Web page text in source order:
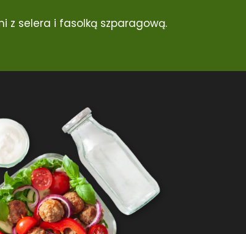
z selera i fasolką szparagową.